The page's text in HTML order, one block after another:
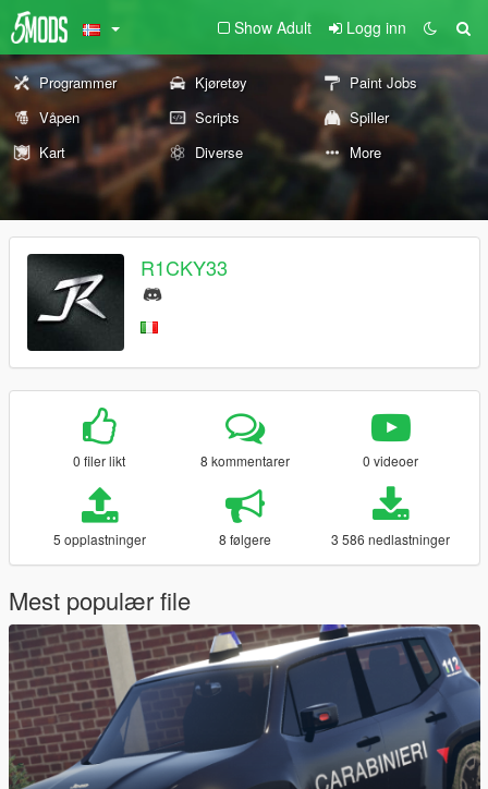
Show Adult Logg inn
Programmer Kjøretøy
Paint Jobs
Våpen
Scripts
Spiller
Kart
Diverse More
R1CKY33
0 filer likt 8 kommentarer 0 videoer
5 opplastninger 8 følgere 3 586 nedlastninger
Mest populær file